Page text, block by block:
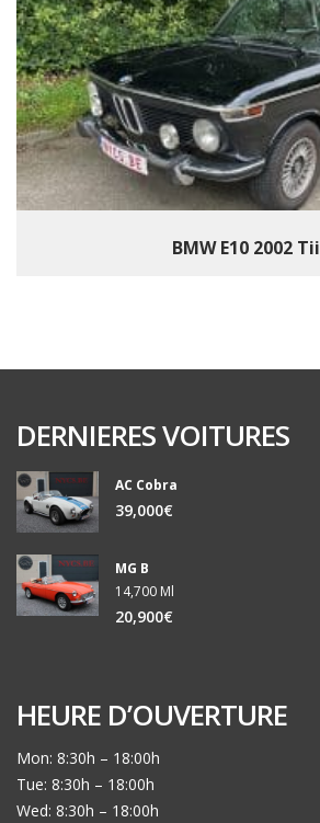
BMW E10 2002 Tii
DERNIERES VOITURES
AC Cobra
39,000€
MG B
14,700 Ml
20,900€
HEURE D’OUVERTURE
Mon: 8:30h – 18:00h
Tue: 8:30h – 18:00h
Wed: 8:30h – 18:00h